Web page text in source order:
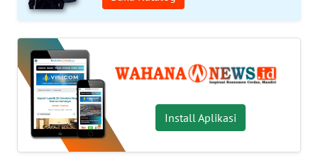
Install Aplikasi
INDEKS
BERITA
KONTAK
KAMI
INFO
IKLAN